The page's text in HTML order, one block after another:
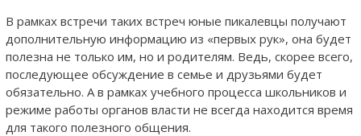
В рамках встречи таких встреч юные пикалевцы получают
дополнительную информацию из «первых рук», она будет
полезна не только им, но и родителям. Ведь, скорее всего,
последующее обсуждение в семье и друзьями будет
обязательно. А в рамках учебного процесса школьников и
режиме работы органов власти не всегда находится время
для такого полезного общения.